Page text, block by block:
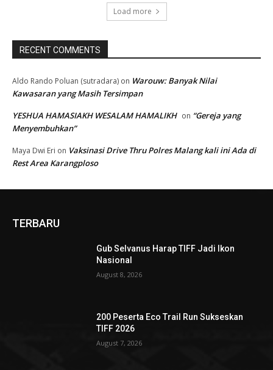
Load more
RECENT COMMENTS
Aldo Rando Poluan (sutradara) on Warouw: Banyak Nilai
Kawasaran yang Masih Tersimpan
YESHUA HAMASIAKH WESALAM HAMALIKH on “Gereja yang
Menyembuhkan”
Maya Dwi Eri on Vaksinasi Drive Thru Polres Malang kali ini Ada di
Rest Area Karangploso
TERBARU
Gub Selvanus Harap TIFF Jadi Ikon
Nasional
August 8, 2026
200 Peserta Eco Trail Run Sukseskan
TIFF 2026
August 7, 2026